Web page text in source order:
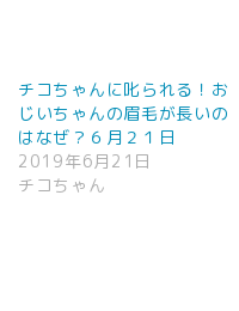
チコちゃんに叱られる！お
じいちゃんの眉毛が長いの
はなぜ？６月２１日
2019年6月21日
チコちゃん